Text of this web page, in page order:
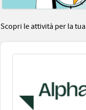
Scopri le attività per la